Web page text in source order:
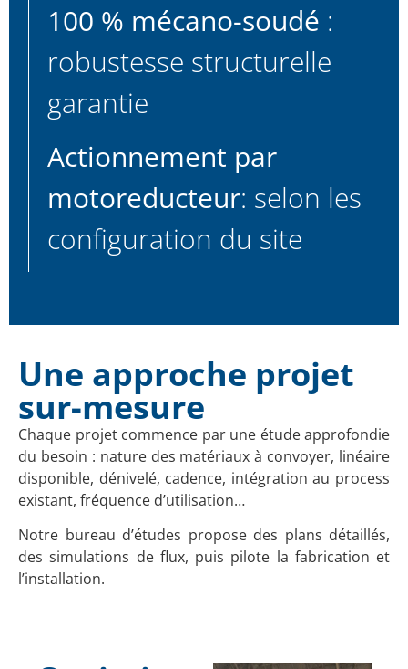
100 % mécano-soudé :
robustesse structurelle
garantie
Actionnement par
motoreducteur: selon les
configuration du site
Une approche projet
sur-mesure
Chaque projet commence par une étude approfondie
du besoin : nature des matériaux à convoyer, linéaire
disponible, dénivelé, cadence, intégration au process
existant, fréquence d’utilisation…
Notre bureau d’études propose des plans détaillés,
des simulations de flux, puis pilote la fabrication et
l’installation.